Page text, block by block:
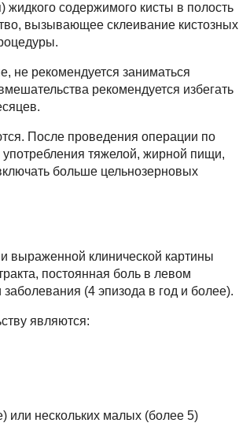
жидкого содержимого кисты в полость
вызывающее склеивание кистозных
не рекомендуется заниматься
рекомендуется избегать
После проведения операции по
употребления тяжелой, жирной пищи,
больше цельнозерновых
выраженной клинической картины
постоянная боль в левом
(4 эпизода в год и более).
являются:
или нескольких малых (более 5)